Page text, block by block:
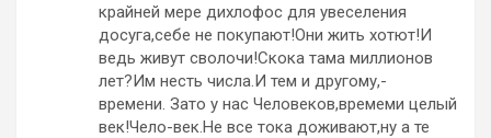
крайней мере дихлофос для увеселения
досуга,себе не покупают!Они жить хотют!И
ведь живут сволочи!Скока тама миллионов
лет?Им несть числа.И тем и другому,-
времени. Зато у нас Человеков,времеми целый
век!Чело-век.Не все тока доживают,ну а те